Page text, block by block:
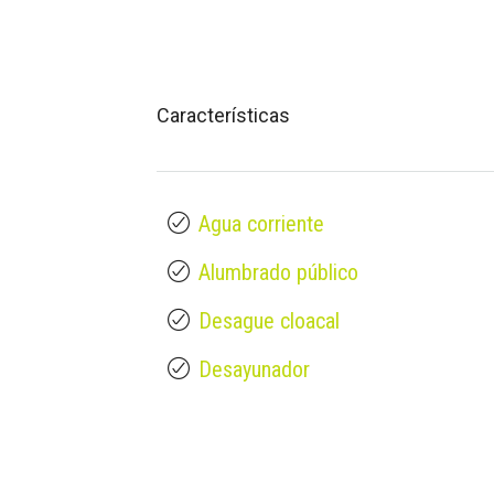
Características
Agua corriente
Alumbrado público
Desague cloacal
Desayunador